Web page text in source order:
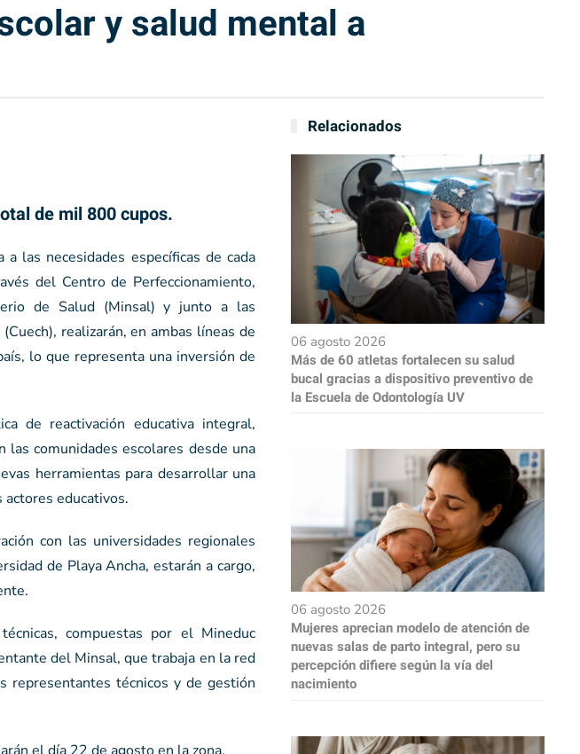
y salud mental a
de mil 800 cupos.
las necesidades específicas de cada
del Centro de Perfeccionamiento,
de Salud (Minsal) y junto a las
realizarán, en ambas líneas de
lo que representa una inversión de
de reactivación educativa integral,
las comunidades escolares desde una
herramientas para desarrollar una
educativos.
con las universidades regionales
de Playa Ancha, estarán a cargo,
compuestas por el Mineduc
del Minsal, que trabaja en la red
representantes técnicos y de gestión
Relacionados
06 agosto 2026
Más de 60 atletas fortalecen su salud
bucal gracias a dispositivo preventivo de
la Escuela de Odontología UV
06 agosto 2026
Mujeres aprecian modelo de atención de
nuevas salas de parto integral, pero su
percepción difiere según la vía del
nacimiento